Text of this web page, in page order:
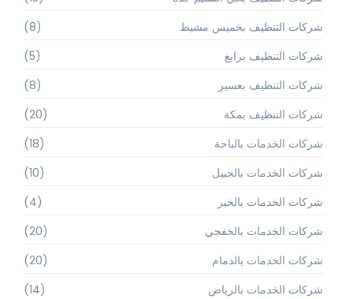
شركات التنظيف بخميس مشيط
(8)
شركات التنظيف برابغ
(5)
شركات التنظيف بعسير
(8)
شركات التنظيف بمكة
(20)
شركات الخدمات بالباحة
(18)
شركات الخدمات بالجبيل
(10)
شركات الخدمات بالخبر
(4)
شركات الخدمات بالخفجي
(20)
شركات الخدمات بالدمام
(20)
شركات الخدمات بالرياض
(14)